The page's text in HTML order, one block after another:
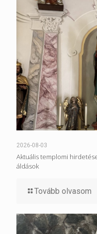
2026-08-03
Aktuális templomi
áldások
Tovább olvasom